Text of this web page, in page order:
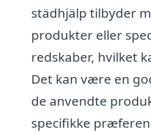
städhjälp tilbyder
produkter eller
redskaber, hvilket
Det kan være en
de anvendte
specifikke